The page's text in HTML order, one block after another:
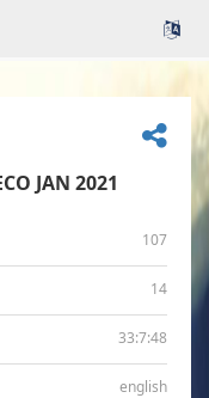
JAN 2021
107
14
33:7:48
english